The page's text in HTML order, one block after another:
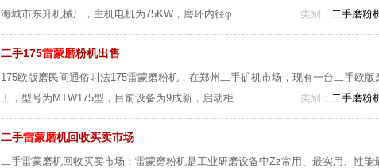
海城市东升机械厂，主机电机为75KW，磨环内径φ.
类别： 二手磨粉
二手175雷蒙磨粉机出售
175欧版磨民间通俗叫法175雷蒙磨粉机，在郑州二手矿机市场，现有一台二手欧
工，型号为MTW175型，目前设备为9成新，启动柜.
类别： 二手磨粉
二手雷蒙磨机回收买卖市场
二手雷蒙磨机回收买卖市场：雷蒙磨粉机是工业研磨设备中Zz常用、最实用、性能